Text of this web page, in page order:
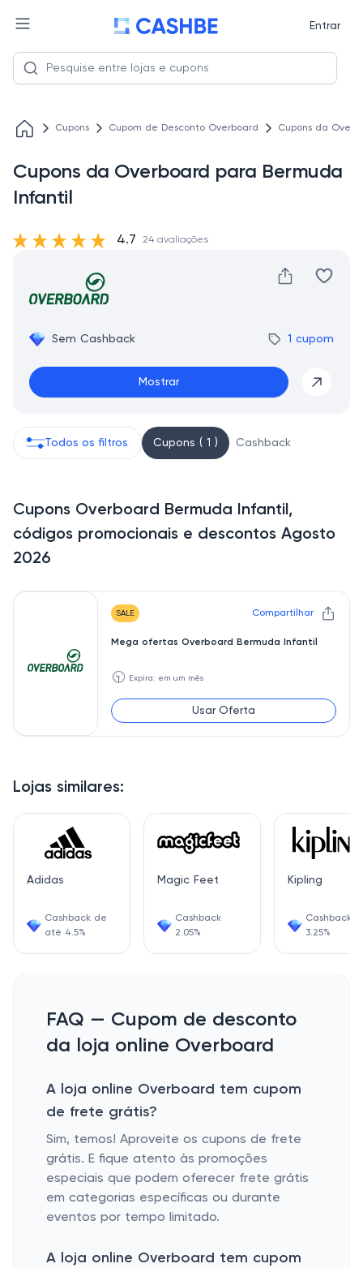
Entrar
Cupons Cupom de Desconto Overboard Cupons da
Cupons da Overboard para Bermuda
Infantil
Sem Cashback 1 cupom
Mostrar
4.7 24 avaliações
Lojas similares:
Adidas
Cashback de
até 4.5%
Magic Feet
Cashback
2.05%
Kipling
Cashback
3.25%
Todos os filtros Cupons ( 1 ) Cashback
Cupons Overboard Bermuda Infantil,
códigos promocionais e descontos Agosto
2026
SALE Compartilhar
Mega ofertas Overboard Bermuda Infantil
🕥 Expira: em um mês
Usar Oferta
FAQ — Cupom de desconto
da loja online Overboard
A loja online Overboard tem cupom
de frete grátis?
Sim, temos! Aproveite os cupons de frete
grátis. E fique atento às promoções
especiais que podem oferecer frete grátis
em categorias específicas ou durante
eventos por tempo limitado.
A loja online Overboard tem cupom